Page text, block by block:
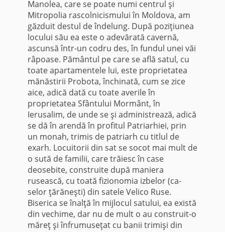
Manolea, care se poate numi centrul şi
Mitropolia rascolnicismului în Moldova, am
găzduit destul de îndelung. După poziţiunea
locului său ea este o adevărată cavernă,
ascunsă într-un codru des, în fundul unei văi
râpoase. Pământul pe care se află satul, cu
toate apartamentele lui, este proprietatea
mănăstirii Probota, închinată, cum se zice
aice, adică dată cu toate averile în
proprietatea Sfântului Mormânt, în
Ierusalim, de unde se şi ad­ministrează, adică
se dă în arendă în profitul Patriarhiei, prin
un monah, trimis de pa­triarh cu titlul de
exarh. Locuitorii din sat se socot mai mult de
o sută de familii, care trăiesc în case
deosebite, con­struite după maniera
rusească, cu toată fizionomia izbelor (ca­
selor ţărăneşti) din satele Velico Ruse.
Biserica se înalţă în mijlocul satului, ea există
din vechime, dar nu de mult o au construit-o
măreţ şi înfrumuseţat cu banii trimişi din